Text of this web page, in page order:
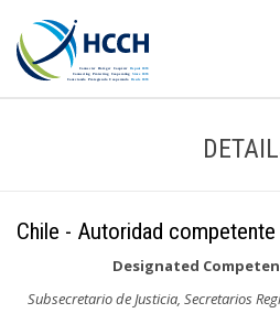
Chile - Autoridad
Designated
Subsecretario de Justicia, Secretarios